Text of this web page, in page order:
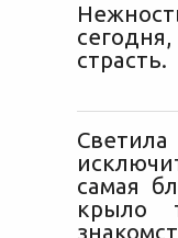
страсть.
самая
крыло